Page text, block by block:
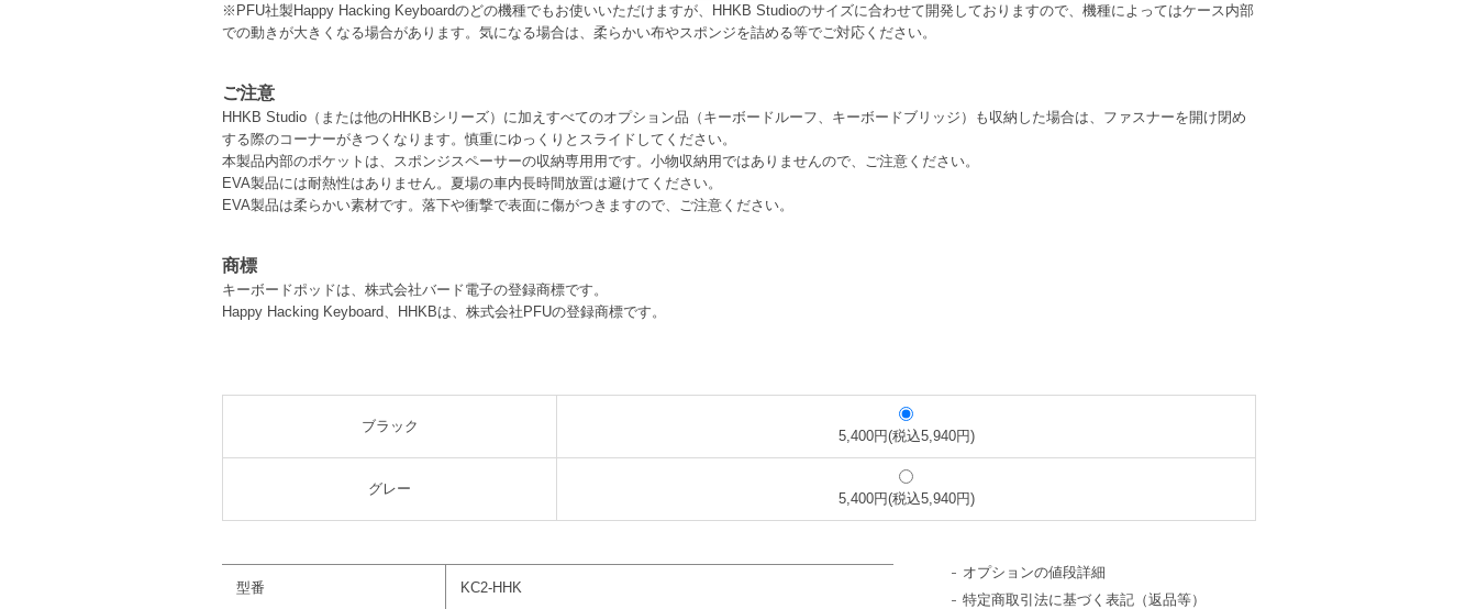
※PFU社製Happy Hacking Keyboardのどの機種でもお使いいただけますが、HHKB Studioのサイズに合わせて開発しておりますので、機種によってはケース内部
での動きが大きくなる場合があります。気になる場合は、柔らかい布やスポンジを詰める等でご対応ください。
ご注意
HHKB Studio（または他のHHKBシリーズ）に加えすべてのオプション品（キーボードルーフ、キーボードブリッジ）も収納した場合は、ファスナーを開け閉め
する際のコーナーがきつくなります。慎重にゆっくりとスライドしてください。
本製品内部のポケットは、スポンジスペーサーの収納専用用です。小物収納用ではありませんので、ご注意ください。
EVA製品には耐熱性はありません。夏場の車内長時間放置は避けてください。
EVA製品は柔らかい素材です。落下や衝撃で表面に傷がつきますので、ご注意ください。
商標
キーボードポッドは、株式会社バード電子の登録商標です。
Happy Hacking Keyboard、HHKBは、株式会社PFUの登録商標です。
ブラック
5,400円(税込5,940円)
グレー
5,400円(税込5,940円)
型番 KC2-HHK
オプションの値段詳細
特定商取引法に基づく表記（返品等）